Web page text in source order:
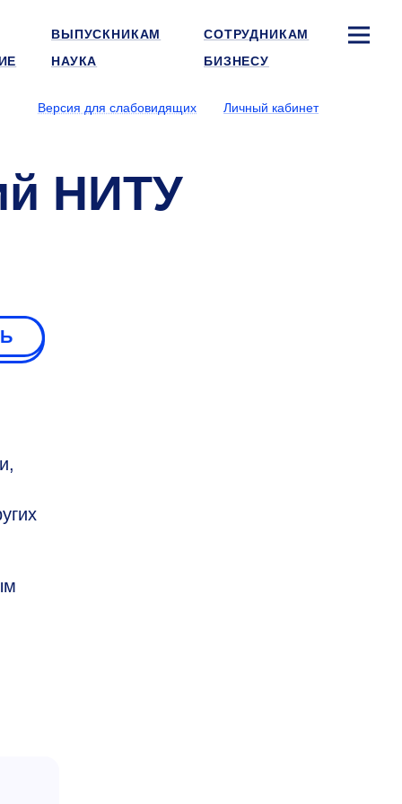
ВЫПУСКНИКАМ
СОТРУДНИКАМ
НАУКА БИЗНЕСУ
Версия для слабовидящих Личный кабинет
НИТУ